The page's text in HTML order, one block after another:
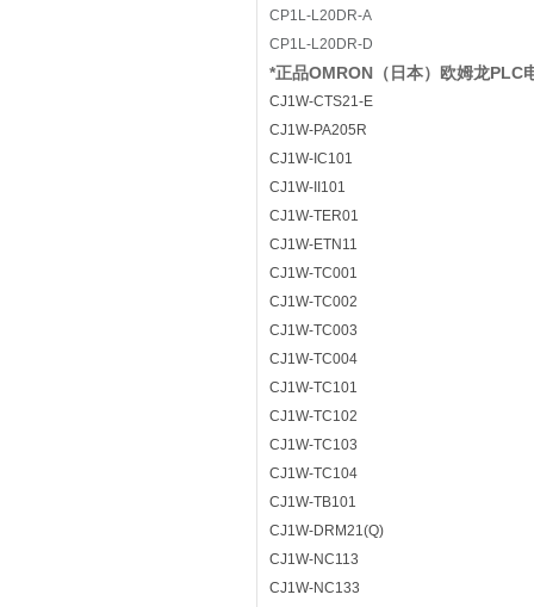
CP1L-L20DR-A
CP1L-L20DR-D
*正品OMRON（日本）欧姆龙PLC
CJ1W-CTS21-E
CJ1W-PA205R
CJ1W-IC101
CJ1W-II101
CJ1W-TER01
CJ1W-ETN11
CJ1W-TC001
CJ1W-TC002
CJ1W-TC003
CJ1W-TC004
CJ1W-TC101
CJ1W-TC102
CJ1W-TC103
CJ1W-TC104
CJ1W-TB101
CJ1W-DRM21(Q)
CJ1W-NC113
CJ1W-NC133